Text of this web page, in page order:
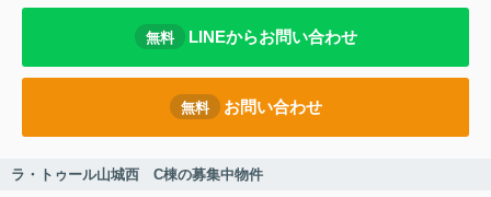
無料 LINEからお問い合わせ
無料 お問い合わせ
ラ・トゥール山城西 C棟の募集中物件